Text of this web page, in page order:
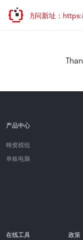
，欢迎访问新址：
产品中心
蜂窝模组
单板电脑
在线工具 政策